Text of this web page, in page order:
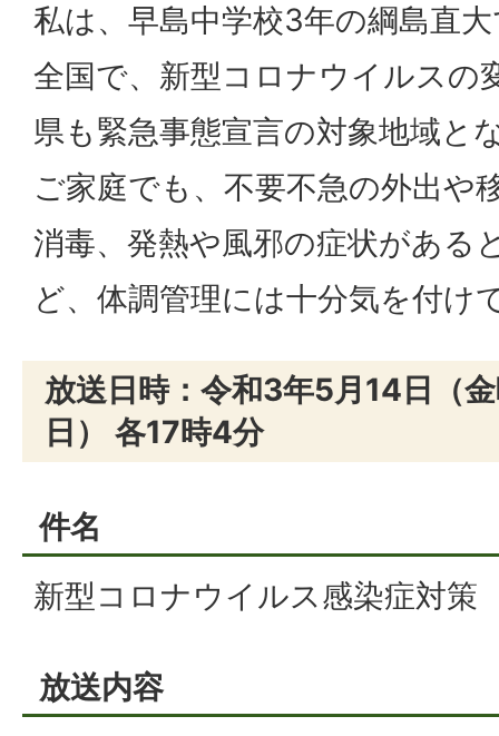
私は、早島中学校3年の綱島直
全国で、新型コロナウイルスの
県も緊急事態宣言の対象地域と
ご家庭でも、不要不急の外出や
消毒、発熱や風邪の症状がある
ど、体調管理には十分気を付け
放送日時：令和3年5月14日（
日） 各17時4分
件名
新型コロナウイルス感染症対策
放送内容